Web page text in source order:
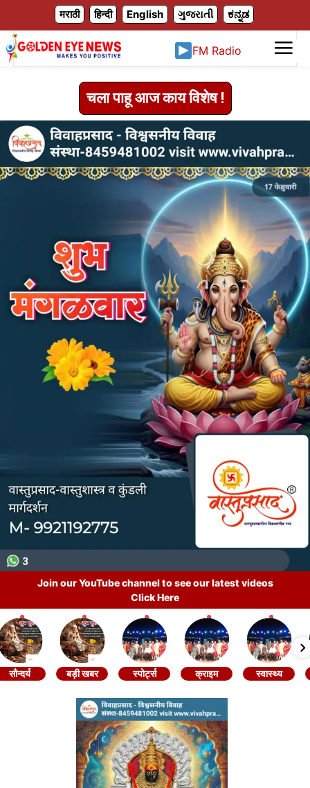
मराठी हिन्दी English ગુજરાતી ಕನ್ನಡ
FM Radio
चला पाहू आज काय विशेष !
Join our YouTube channel to see our latest videos
Click Here
सौन्दर्य बड़ी खबर स्पोर्ट्स क्राइम स्वास्थ्य